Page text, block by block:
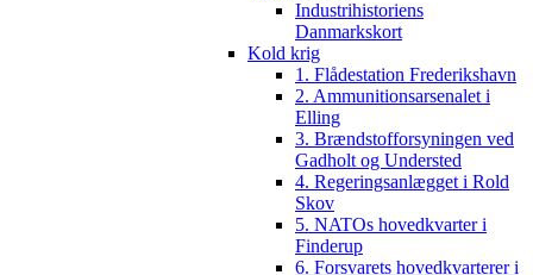
Industrihistoriens
Danmarkskort
Kold krig
1. Flådestation Frederikshavn
2. Ammunitionsarsenalet i
Elling
3. Brændstofforsyningen ved
Gadholt og Understed
4. Regeringsanlægget i Rold
Skov
5. NATOs hovedkvarter i
Finderup
6. Forsvarets hovedkvarterer i